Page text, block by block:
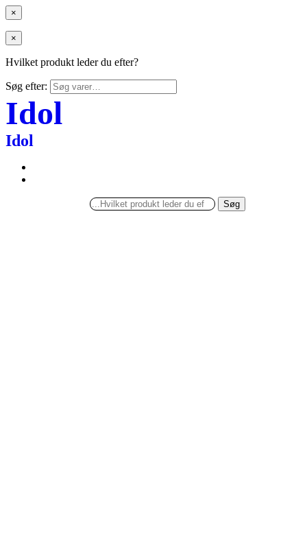
×
×
Hvilket produkt leder du efter?
Søg efter:
Idol
Idol
Søg